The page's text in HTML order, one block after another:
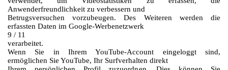
Anwenderfreundlichkeit zu verbessern und
Betrugsversuchen vorzubeugen. Des Weiteren werden die
erfassten Daten im Google-Werbenetzwerk
9 / 11
verarbeitet.
Wenn Sie in Ihrem YouTube-Account eingeloggt sind,
ermöglichen Sie YouTube, Ihr Surfverhalten direkt